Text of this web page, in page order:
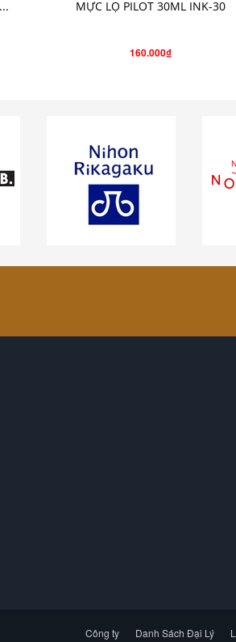
MỰC LỌ PILOT 30ML INK-30
160.000₫
Danh Sách Đại Lý
Công ty